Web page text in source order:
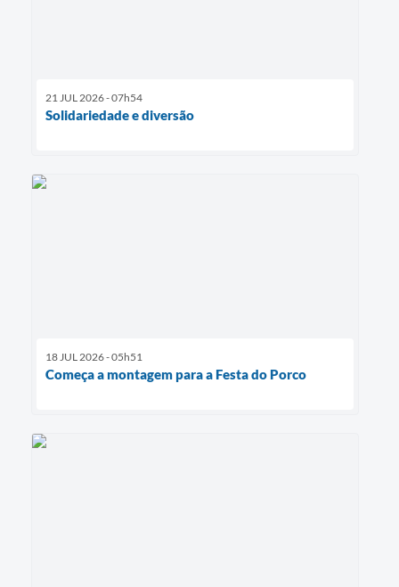
21 JUL 2026 - 07h54
Solidariedade e diversão
18 JUL 2026 - 05h51
Começa a montagem para a Festa do Porco